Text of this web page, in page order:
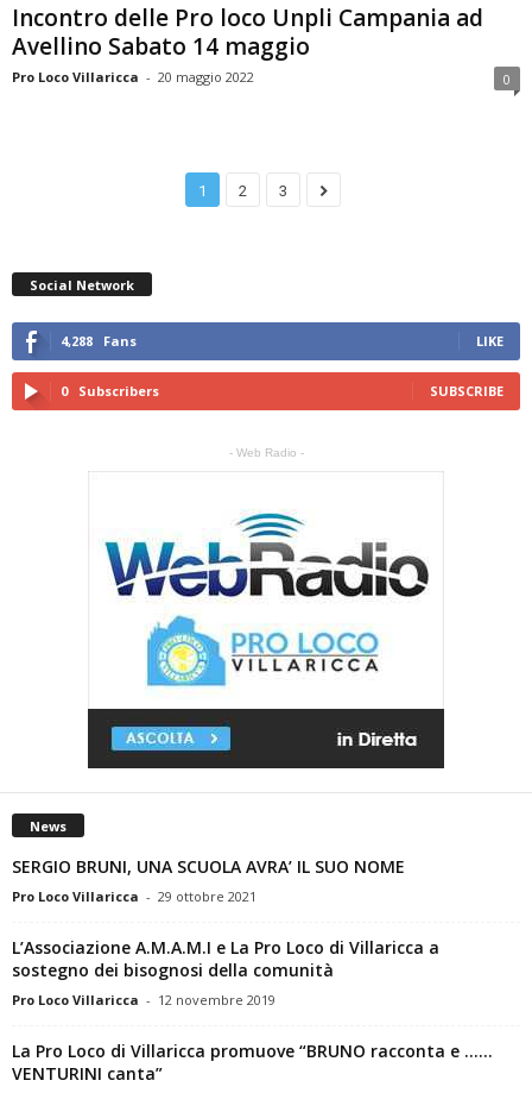
Incontro delle Pro loco Unpli Campania ad
Avellino Sabato 14 maggio
Pro Loco Villaricca - 20 maggio 2022 0
1 2 3
Social Network
4,288 Fans LIKE
0 Subscribers SUBSCRIBE
- Web Radio -
News
SERGIO BRUNI, UNA SCUOLA AVRA’ IL SUO NOME
Pro Loco Villaricca - 29 ottobre 2021
L’Associazione A.M.A.M.I e La Pro Loco di Villaricca a
sostegno dei bisognosi della comunità
Pro Loco Villaricca - 12 novembre 2019
La Pro Loco di Villaricca promuove “BRUNO racconta e ……
VENTURINI canta”